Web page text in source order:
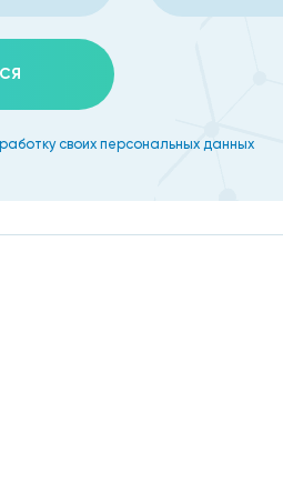
искривления
своих персональных данных